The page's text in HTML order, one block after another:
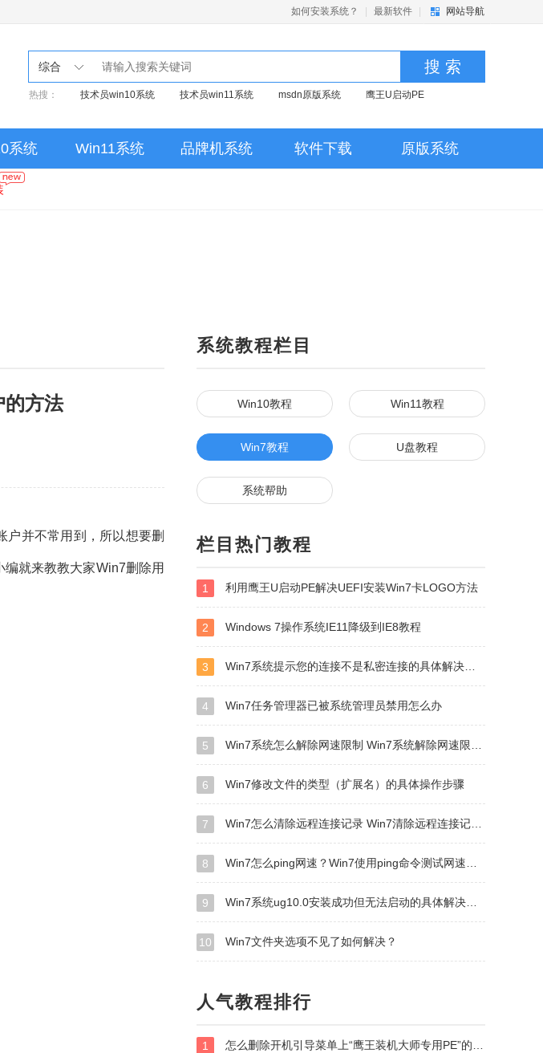
如何安装系统？ 最新软件 网站导航
综合 搜 索
热搜： 技术员win10系统 技术员win11系统 msdn原版系统 鹰王U启动PE
系统 Win11系统 品牌机系统 软件下载 原版系统
方法
并不常用到，所以想要删
就来教教大家Win7删除用
系统教程栏目
Win10教程 Win11教程
Win7教程 U盘教程
系统帮助
栏目热门教程
1 利用鹰王U启动PE解决UEFI安装Win7卡LOGO方法
2 Windows 7操作系统IE11降级到IE8教程
3 Win7系统提示您的连接不是私密连接的具体解决方法
4 Win7任务管理器已被系统管理员禁用怎么办
5 Win7系统怎么解除网速限制 Win7系统解除网速限制方法
6 Win7修改文件的类型（扩展名）的具体操作步骤
7 Win7怎么清除远程连接记录 Win7清除远程连接记录方法
8 Win7怎么ping网速？Win7使用ping命令测试网速的方法
9 Win7系统ug10.0安装成功但无法启动的具体解决方法
10 Win7文件夹选项不见了如何解决？
人气教程排行
1 怎么删除开机引导菜单上“鹰王装机大师专用PE”的选项？